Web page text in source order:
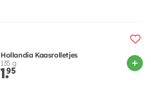
Hollandia Kaasrolletjes
135 g
1.95